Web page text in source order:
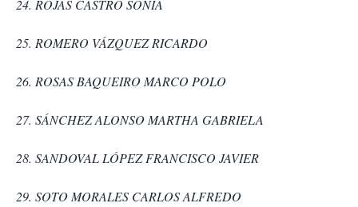
24. ROJAS CASTRO SONIA
25. ROMERO VÁZQUEZ RICARDO
26. ROSAS BAQUEIRO MARCO POLO
27. SÁNCHEZ ALONSO MARTHA GABRIELA
28. SANDOVAL LÓPEZ FRANCISCO JAVIER
29. SOTO MORALES CARLOS ALFREDO